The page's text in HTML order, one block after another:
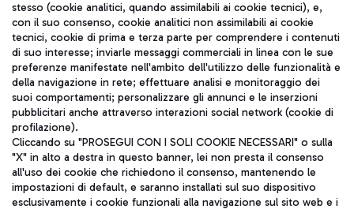
TRAVEL JOURNAL
ITA
stesso (cookie analitici, quando assimilabili ai cookie tecnici), e,
con il suo consenso, cookie analitici non assimilabili ai cookie
tecnici, cookie di prima e terza parte per comprendere i contenuti
di suo interesse; inviarle messaggi commerciali in linea con le sue
preferenze manifestate nell'ambito dell'utilizzo delle funzionalità e
della navigazione in rete; effettuare analisi e monitoraggio dei
suoi comportamenti; personalizzare gli annunci e le inserzioni
pubblicitari anche attraverso interazioni social network (cookie di
profilazione).
Cliccando su "PROSEGUI CON I SOLI COOKIE NECESSARI" o sulla
"X" in alto a destra in questo banner, lei non presta il consenso
all'uso dei cookie che richiedono il consenso, mantenendo le
impostazioni di default, e saranno installati sul suo dispositivo
esclusivamente i cookie funzionali alla navigazione sul sito web e i